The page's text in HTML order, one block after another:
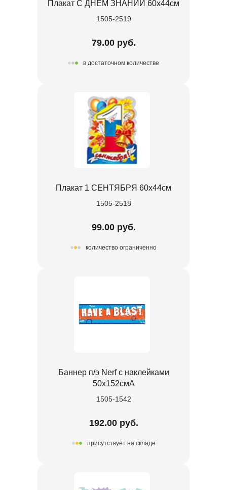
Плакат С ДНЕМ ЗНАНИЙ 60х44см
1505-2519
79.00 руб.
в достаточном количестве
Плакат 1 СЕНТЯБРЯ 60х44см
1505-2518
99.00 руб.
количество ограниченно
Баннер п/э Nerf с наклейками
50х152смA
1505-1542
192.00 руб.
присутствует на складе